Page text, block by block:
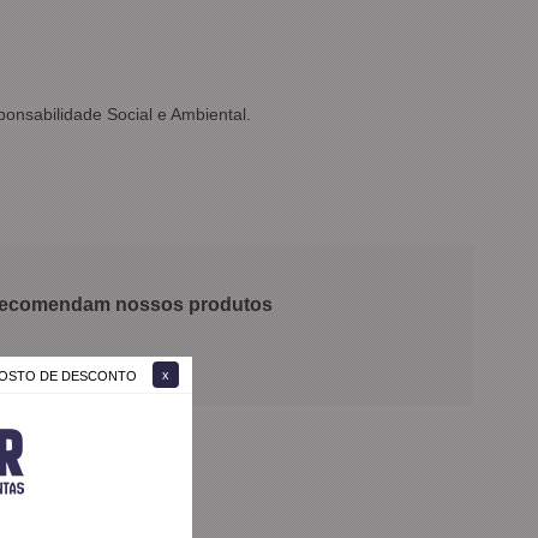
DE DESCONTO
Social e Ambiental.
nossos produtos